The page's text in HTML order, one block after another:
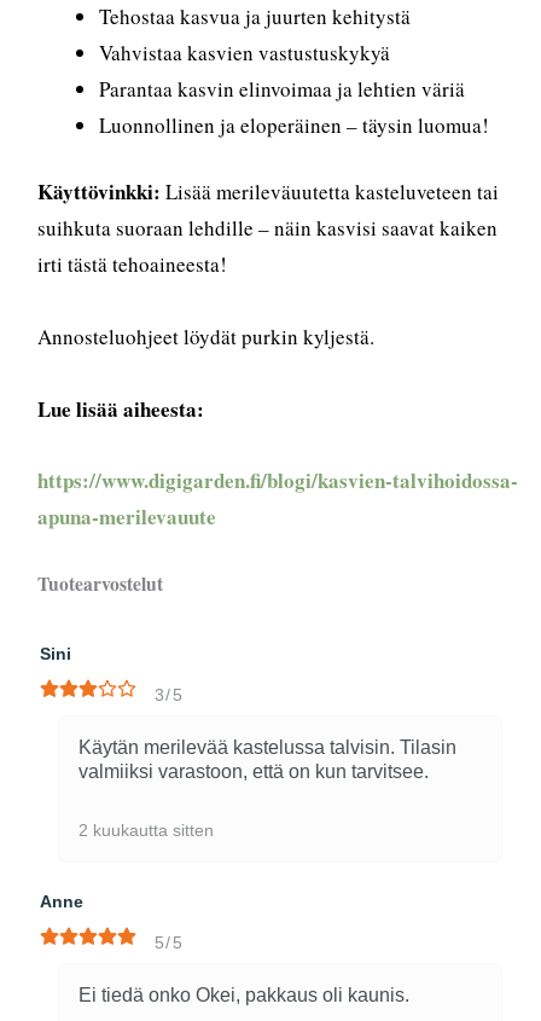
Tehostaa kasvua ja juurten kehitystä
Vahvistaa kasvien vastustuskykyä
Parantaa kasvin elinvoimaa ja lehtien väriä
Luonnollinen ja eloperäinen – täysin luomua!
Käyttövinkki: Lisää merileväuutetta kasteluveteen tai
suihkuta suoraan lehdille – näin kasvisi saavat kaiken
irti tästä tehoaineesta!
Annosteluohjeet löydät purkin kyljestä.
Lue lisää aiheesta:
https://www.digigarden.fi/blogi/kasvien-talvihoidossa-
apuna-merilevauute
Tuotearvostelut
Sini
3/5
Käytän merilevää kastelussa talvisin. Tilasin
valmiiksi varastoon, että on kun tarvitsee.
2 kuukautta sitten
Anne
5/5
Ei tiedä onko Okei, pakkaus oli kaunis.